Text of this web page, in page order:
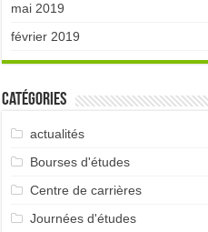
mai 2019
février 2019
Catégories
actualités
Bourses d'études
Centre de carrières
Journées d'études